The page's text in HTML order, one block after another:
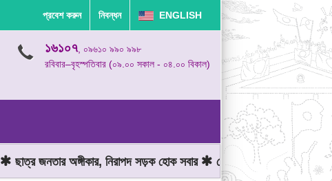
প্রবেশ করুন নিবন্ধন ENGLISH
১৬১০৭, ০৯৬১০ ৯৯০ ৯৯৮
রবিবার–বৃহস্পতিবার (০৯.০০ সকাল - ০৪.০০ বিকাল)
ছাত্র জনতার অঙ্গীকার, নিরাপদ সড়ক হোক সবার মোটরযান চালানোর সময় গতিসীমা